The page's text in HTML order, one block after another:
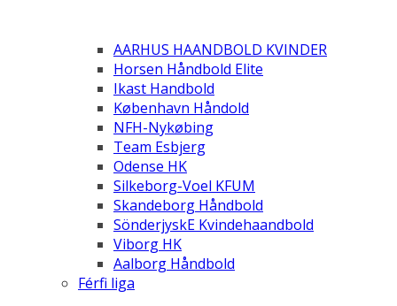
AARHUS HAANDBOLD KVINDER
Horsen Håndbold Elite
Ikast Handbold
København Håndold
NFH-Nykøbing
Team Esbjerg
Odense HK
Silkeborg-Voel KFUM
Skandeborg Håndbold
SönderjyskE Kvindehaandbold
Viborg HK
Aalborg Håndbold
Férfi liga